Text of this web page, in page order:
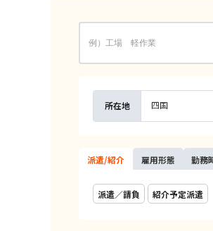
所在地 四国
派遣/紹介 雇用形態 勤務
派遣／請負 紹介予定派遣